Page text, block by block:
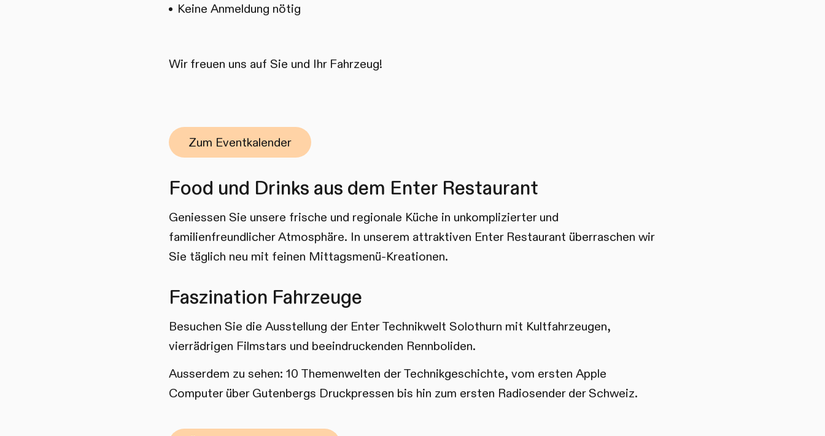
Keine Anmeldung nötig
Wir freuen uns auf Sie und Ihr Fahrzeug!
Zum Eventkalender
Food und Drinks aus dem Enter Restaurant
Geniessen Sie unsere frische und regionale Küche in unkomplizierter und
familienfreundlicher Atmosphäre. In unserem attraktiven Enter Restaurant überraschen wir
Sie täglich neu mit feinen Mittagsmenü-Kreationen.
Faszination Fahrzeuge
Besuchen Sie die Ausstellung der Enter Technikwelt Solothurn mit Kultfahrzeugen,
vierrädrigen Filmstars und beeindruckenden Rennboliden.
Ausserdem zu sehen: 10 Themenwelten der Technikgeschichte, vom ersten Apple
Computer über Gutenbergs Druckpressen bis hin zum ersten Radiosender der Schweiz.